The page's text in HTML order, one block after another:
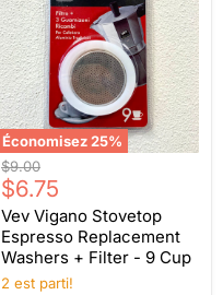
Économisez 25%
Vev
Vigano
Stovetop
Espresso
Replacement
Washers
+
Filter
Prix
d'origine
$9.00
Prix
actuel
$6.75
Vev Vigano Stovetop
Espresso Replacement
Washers + Filter - 9 Cup
2 est parti!